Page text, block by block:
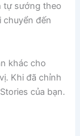
tự sướng theo
chuyển đến
khác cho
Khi đã chỉnh
của bạn.